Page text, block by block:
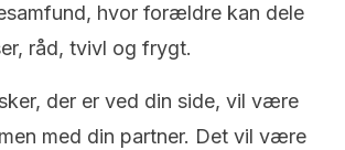
hvor forældre kan dele
råd, tvivl og frygt.
der er ved din side, vil være
med din partner. Det vil være